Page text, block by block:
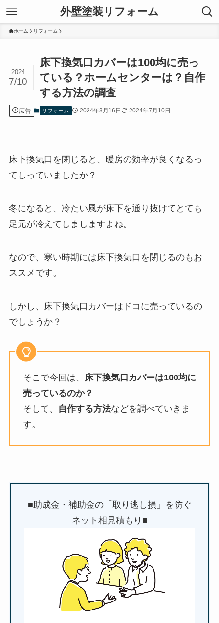
外壁塗装リフォーム
ホーム リフォーム
床下換気口カバーは100均に売っ
ている？ホームセンターは？自作
する方法の調査
2024
7/10
広告 リフォーム 2024年3月16日 2024年7月10日
床下換気口を閉じると、暖房の効率が良くなるっ
てしっていましたか？
冬になると、冷たい風が床下を通り抜けてとても
足元が冷えてしましますよね。
なので、寒い時期には床下換気口を閉じるのもお
ススメです。
しかし、床下換気口カバーはドコに売っているの
でしょうか？
そこで今回は、 床下換気口カバーは100均に
売っているのか？
そして、
自作する方法などを調べていきま
す。
■助成金・補助金の「取り逃し損」を防ぐ
ネット相見積もり■